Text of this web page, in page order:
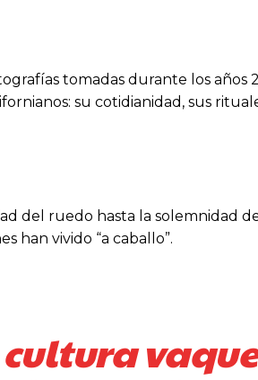
tomadas durante los años
su cotidianidad, sus
del ruedo hasta la solemnidad
han vivido “a caballo”.
cultura